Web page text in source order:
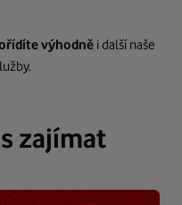
výhodně i další naše
zajímat